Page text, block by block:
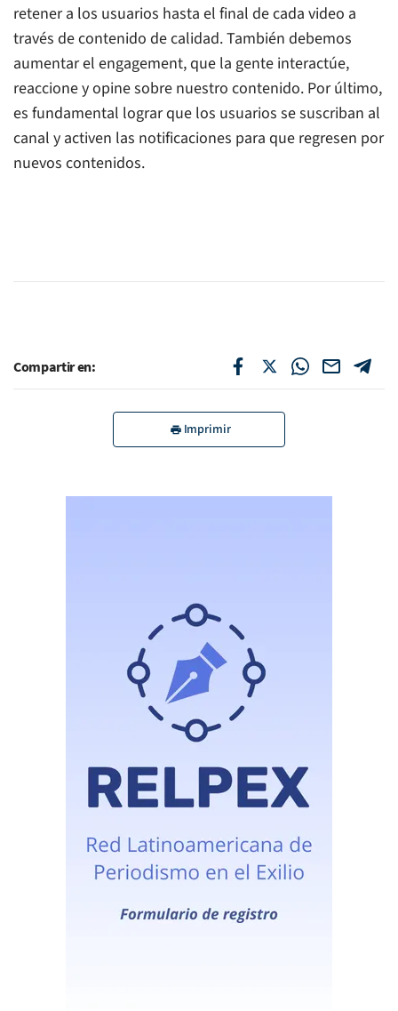
retener a los usuarios hasta el final de cada video a
través de contenido de calidad. También debemos
aumentar el engagement, que la gente interactúe,
reaccione y opine sobre nuestro contenido. Por último,
es fundamental lograr que los usuarios se suscriban al
canal y activen las notificaciones para que regresen por
nuevos contenidos.
Compartir en:
Imprimir